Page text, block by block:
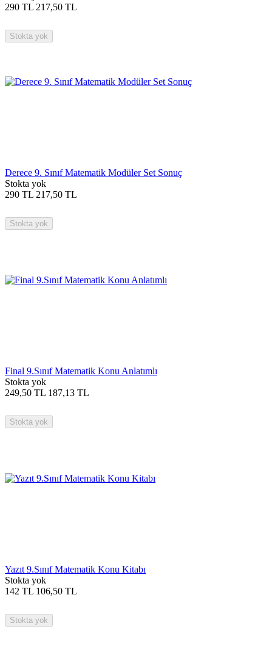
290 TL 217,50 TL
Stokta yok
Derece 9. Sınıf Matematik Modüler Set Sonuç
Stokta yok
290 TL 217,50 TL
Stokta yok
Final 9.Sınıf Matematik Konu Anlatımlı
Stokta yok
249,50 TL 187,13 TL
Stokta yok
Yazıt 9.Sınıf Matematik Konu Kitabı
Stokta yok
142 TL 106,50 TL
Stokta yok